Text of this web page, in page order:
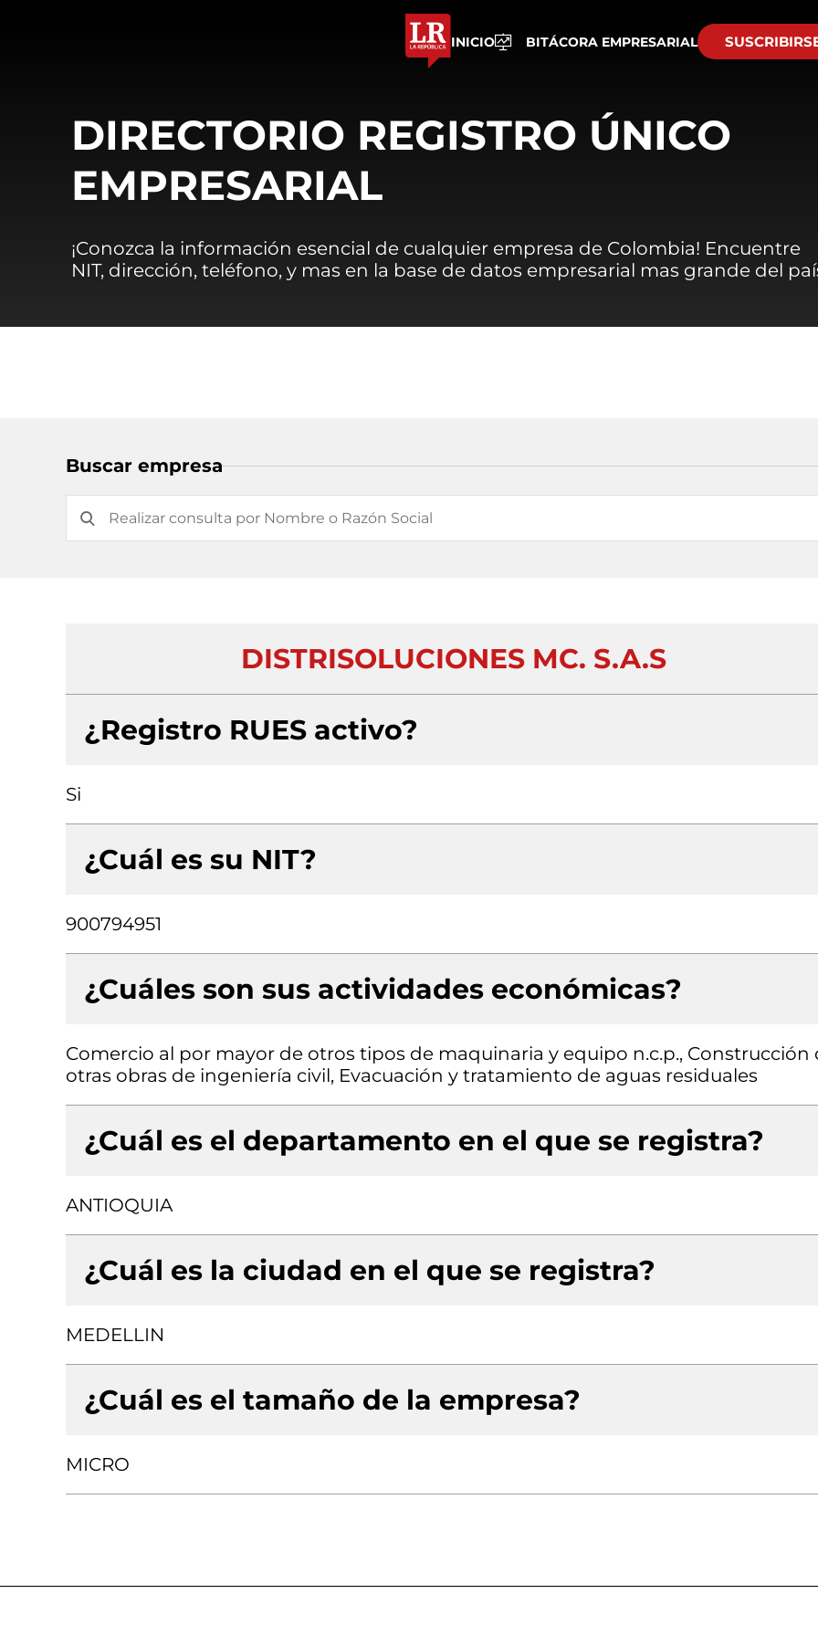
INICIO BITÁCORA EMPRESARIAL
DIRECTORIO REGISTRO ÚNICO
EMPRESARIAL
¡Conozca la información esencial de cualquier empresa de Colombia! Encuentre
NIT, dirección, teléfono, y mas en la base de datos empresarial mas grande del
Buscar empresa
DISTRISOLUCIONES MC. S.A.S
¿Registro RUES activo?
Si
¿Cuál es su NIT?
900794951
¿Cuáles son sus actividades económicas?
Comercio al por mayor de otros tipos de maquinaria y equipo n.c.p., Construcción
otras obras de ingeniería civil, Evacuación y tratamiento de aguas residuales
¿Cuál es el departamento en el que se registra?
ANTIOQUIA
¿Cuál es la ciudad en el que se registra?
MEDELLIN
¿Cuál es el tamaño de la empresa?
MICRO